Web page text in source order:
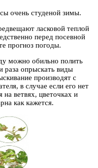
очень студеной зимы.
ласковой теплой
перед посевной
прогноз погоды.
можно обильно полить
раза опрыскать виды
производят с
в случае если его нет
ветвях, цветочках и
как кажется.